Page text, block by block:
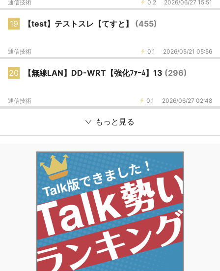
0.2 2026/06/27 15:51
通信技術
19 【test】テストスレ【てすと】 (455)
0.1 2026/05/21 05:56
通信技術
20 【無線LAN】DD-WRT【強化ﾌｧｰﾑ】13 (296)
0.1 2026/06/27 02:48
通信技術
もっと見る